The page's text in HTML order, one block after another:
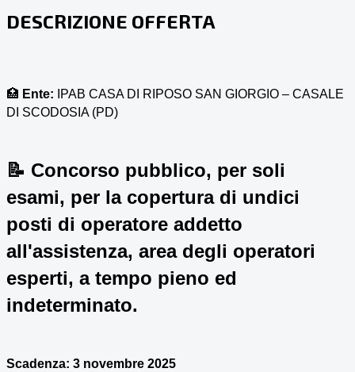
DESCRIZIONE OFFERTA
🏥 Ente: IPAB CASA DI RIPOSO SAN GIORGIO – CASALE
DI SCODOSIA (PD)
📝 Concorso pubblico, per soli
esami, per la copertura di undici
posti di operatore addetto
all'assistenza, area degli operatori
esperti, a tempo pieno ed
indeterminato.
Scadenza: 3 novembre 2025